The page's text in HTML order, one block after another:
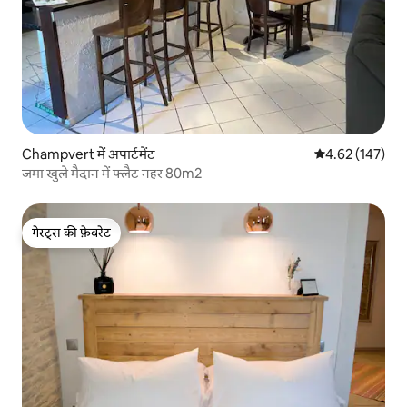
Champvert में अपार्टमेंट औसत रेटिंग 5 में से
4.62 (147)
जमा खुले मैदान में फ्लैट नहर 80m2
गेस्ट्स की फ़ेवरेट
गेस्ट्स की फ़ेवरेट